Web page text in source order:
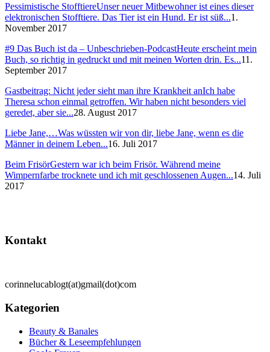
Pessimistische StofftiereUnser neuer Mitbewohner ist eines dieser
elektronischen Stofftiere. Das Tier ist ein Hund. Er ist süß...1.
November 2017
#9 Das Buch ist da – Unbeschrieben-PodcastHeute erscheint mein
Buch, so richtig in gedruckt und mit meinen Worten drin. Es...11.
September 2017
Gastbeitrag: Nicht jeder sieht man ihre Krankheit anIch habe
Theresa schon einmal getroffen. Wir haben nicht besonders viel
geredet, aber sie...28. August 2017
Liebe Jane,…Was wüssten wir von dir, liebe Jane, wenn es die
Männer in deinem Leben...16. Juli 2017
Beim FrisörGestern war ich beim Frisör. Während meine
Wimpernfarbe trocknete und ich mit geschlossenen Augen...14. Juli
2017
Kontakt
corinnelucablogt(at)gmail(dot)com
Kategorien
Beauty & Banales
Bücher & Leseempfehlungen